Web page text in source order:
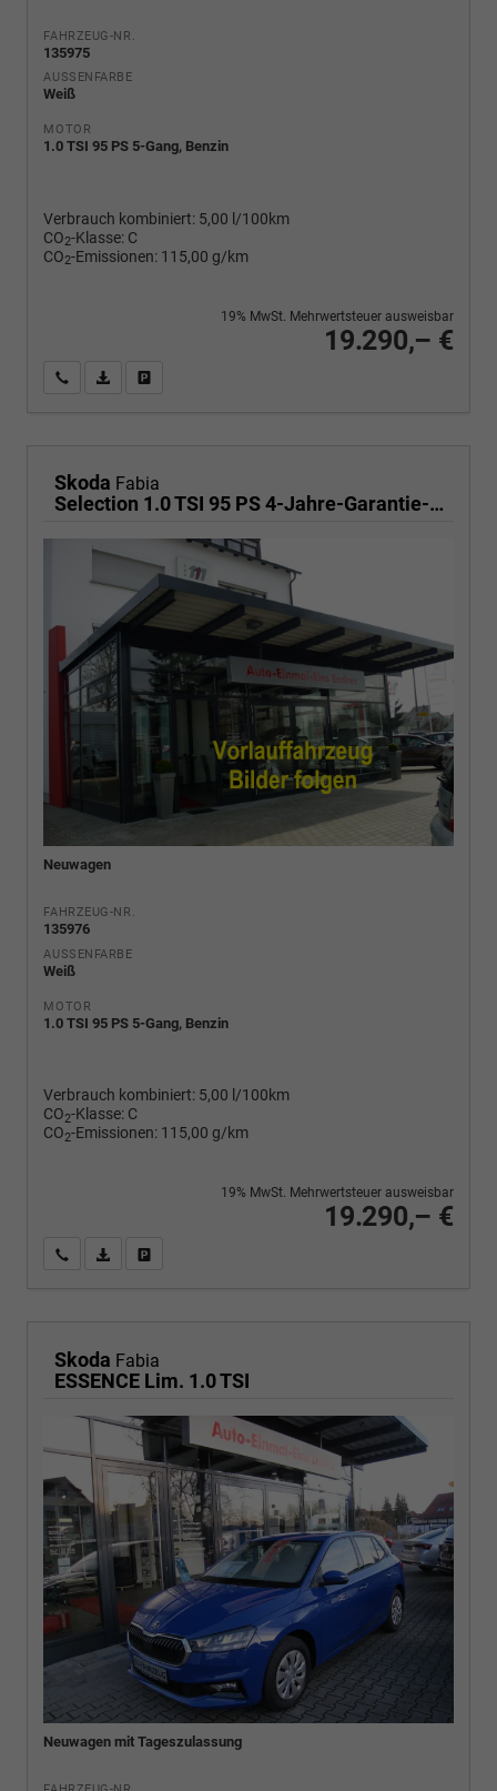
FAHRZEUG-NR.
135975
AUSSENFARBE
Weiß
MOTOR
1.0 TSI 95 PS 5-Gang, Benzin
Verbrauch kombiniert: 5,00 l/100km
CO2-Klasse: C
CO2-Emissionen: 115,00 g/km
19.290,– €
19% MwSt. Mehrwertsteuer ausweisbar
Wir rufen Sie anPDF-Fahrzeugexposé drucken
Skoda Fabia
Selection 1.0 TSI 95 PS 4-Jahre-Garantie-AppleCarPlay-AndroidAuto-LED-PDC-Sitzheizung-DAB-Klima
Neuwagen
FAHRZEUG-NR.
135976
AUSSENFARBE
Weiß
MOTOR
1.0 TSI 95 PS 5-Gang, Benzin
Verbrauch kombiniert: 5,00 l/100km
CO2-Klasse: C
CO2-Emissionen: 115,00 g/km
19.290,– €
19% MwSt. Mehrwertsteuer ausweisbar
Wir rufen Sie anPDF-Fahrzeugexposé drucken
Skoda Fabia
ESSENCE Lim. 1.0 TSI
Neuwagen mit Tageszulassung